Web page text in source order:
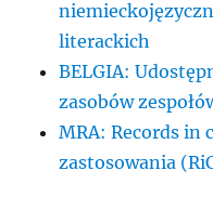
literackich
BELGIA:
zasobów
MRA: Records
zastosowania